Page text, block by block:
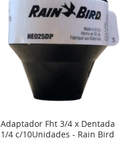
Adaptador Fht 3/4 x Dentada
1/4 c/10Unidades - Rain Bird